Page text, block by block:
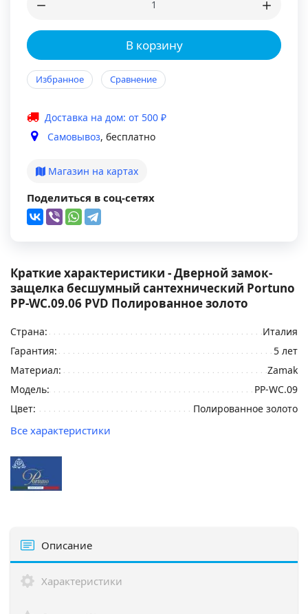
В корзину
Избранное Сравнение
Доставка на дом: от 500 ₽
Самовывоз, бесплатно
Магазин на картах
Поделиться в соц-сетях
Краткие характеристики - Дверной замок-
защелка бесшумный сантехнический Portuno
PP-WC.09.06 PVD Полированное золото
Страна:
Италия
Гарантия:
5 лет
Материал:
Zamak
Модель:
PP-WC.09
Цвет:
Полированное золото
Все характеристики
Описание
Характеристики